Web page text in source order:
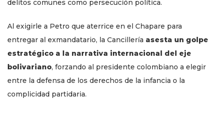
delitos comunes como persecución política.
Al exigirle a Petro que aterrice en el Chapare para
entregar al exmandatario, la Cancillería asesta un golpe
estratégico a la narrativa internacional del eje
bolivariano, forzando al presidente colombiano a elegir
entre la defensa de los derechos de la infancia o la
complicidad partidaria.